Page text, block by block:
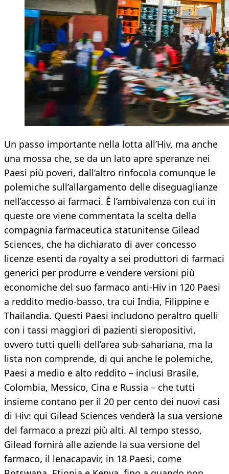
Un passo importante nella lotta all’Hiv, ma anche
una mossa che, se da un lato apre speranze nei
Paesi più poveri, dall’altro rinfocola comunque le
polemiche sull’allargamento delle diseguaglianze
nell’accesso ai farmaci. È l’ambivalenza con cui in
queste ore viene commentata la scelta della
compagnia farmaceutica statunitense Gilead
Sciences, che ha dichiarato di aver concesso
licenze esenti da royalty a sei produttori di farmaci
generici per produrre e vendere versioni più
economiche del suo farmaco anti-Hiv in 120 Paesi
a reddito medio-basso, tra cui India, Filippine e
Thailandia. Questi Paesi includono peraltro quelli
con i tassi maggiori di pazienti sieropositivi,
ovvero tutti quelli dell’area sub-sahariana, ma la
lista non comprende, di qui anche le polemiche,
Paesi a medio e alto reddito – inclusi Brasile,
Colombia, Messico, Cina e Russia – che tutti
insieme contano per il 20 per cento dei nuovi casi
di Hiv: qui Gilead Sciences venderà la sua versione
del farmaco a prezzi più alti. Al tempo stesso,
Gilead fornirà alle aziende la sua versione del
farmaco, il lenacapavir, in 18 Paesi, come